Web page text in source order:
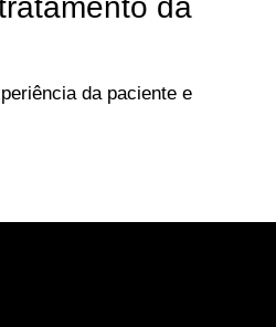
da paciente e